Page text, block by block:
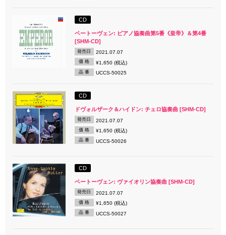
CD
ベートーヴェン: ピアノ協奏曲第5番《皇帝》＆第4番
[SHM-CD]
発売日 2021.07.07
価 格 ¥1,650 (税込)
品 番 UCCS-50025
CD
ドヴォルザーク＆ハイドン: チェロ協奏曲 [SHM-CD]
発売日 2021.07.07
価 格 ¥1,650 (税込)
品 番 UCCS-50026
CD
ベートーヴェン: ヴァイオリン協奏曲 [SHM-CD]
発売日 2021.07.07
価 格 ¥1,650 (税込)
品 番 UCCS-50027